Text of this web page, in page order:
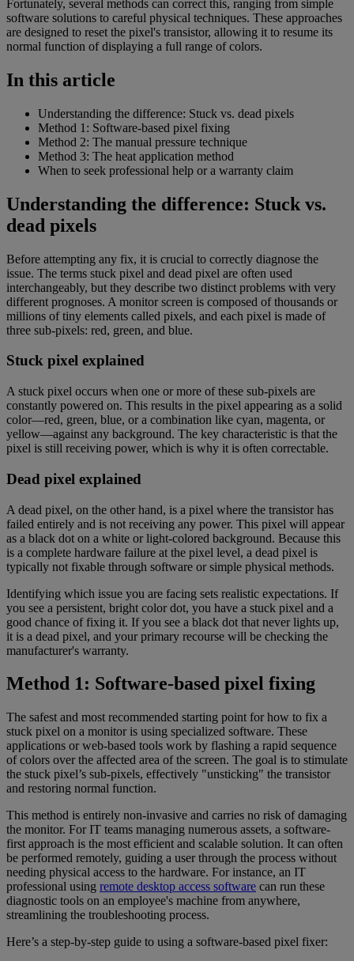
Fortunately, several methods can correct this, ranging from simple
software solutions to careful physical techniques. These approaches
are designed to reset the pixel's transistor, allowing it to resume its
normal function of displaying a full range of colors.
In this article
Understanding the difference: Stuck vs. dead pixels
Method 1: Software-based pixel fixing
Method 2: The manual pressure technique
Method 3: The heat application method
When to seek professional help or a warranty claim
Understanding the difference: Stuck vs.
dead pixels
Before attempting any fix, it is crucial to correctly diagnose the
issue. The terms stuck pixel and dead pixel are often used
interchangeably, but they describe two distinct problems with very
different prognoses. A monitor screen is composed of thousands or
millions of tiny elements called pixels, and each pixel is made of
three sub-pixels: red, green, and blue.
Stuck pixel explained
A stuck pixel occurs when one or more of these sub-pixels are
constantly powered on. This results in the pixel appearing as a solid
color—red, green, blue, or a combination like cyan, magenta, or
yellow—against any background. The key characteristic is that the
pixel is still receiving power, which is why it is often correctable.
Dead pixel explained
A dead pixel, on the other hand, is a pixel where the transistor has
failed entirely and is not receiving any power. This pixel will appear
as a black dot on a white or light-colored background. Because this
is a complete hardware failure at the pixel level, a dead pixel is
typically not fixable through software or simple physical methods.
Identifying which issue you are facing sets realistic expectations. If
you see a persistent, bright color dot, you have a stuck pixel and a
good chance of fixing it. If you see a black dot that never lights up,
it is a dead pixel, and your primary recourse will be checking the
manufacturer's warranty.
Method 1: Software-based pixel fixing
The safest and most recommended starting point for how to fix a
stuck pixel on a monitor is using specialized software. These
applications or web-based tools work by flashing a rapid sequence
of colors over the affected area of the screen. The goal is to stimulate
the stuck pixel’s sub-pixels, effectively "unsticking" the transistor
and restoring normal function.
This method is entirely non-invasive and carries no risk of damaging
the monitor. For IT teams managing numerous assets, a software-
first approach is the most efficient and scalable solution. It can often
be performed remotely, guiding a user through the process without
needing physical access to the hardware. For instance, an IT
professional using remote desktop access software can run these
diagnostic tools on an employee's machine from anywhere,
streamlining the troubleshooting process.
Here’s a step-by-step guide to using a software-based pixel fixer: